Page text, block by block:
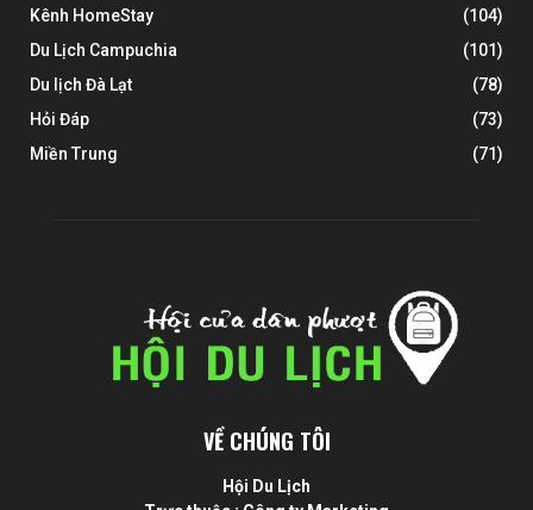
Kênh HomeStay
(104)
Du Lịch Campuchia
(101)
Du lịch Đà Lạt
(78)
Hỏi Đáp
(73)
Miền Trung
(71)
VỀ CHÚNG TÔI
Hội Du Lịch